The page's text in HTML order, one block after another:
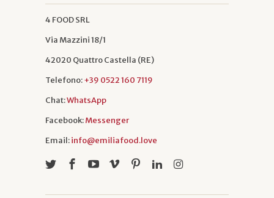
4 FOOD SRL
Via Mazzini 18/1
42020 Quattro Castella (RE)
Telefono:+39 0522 160 7119
Chat:WhatsApp
Facebook:Messenger
Email:info@emiliafood.love